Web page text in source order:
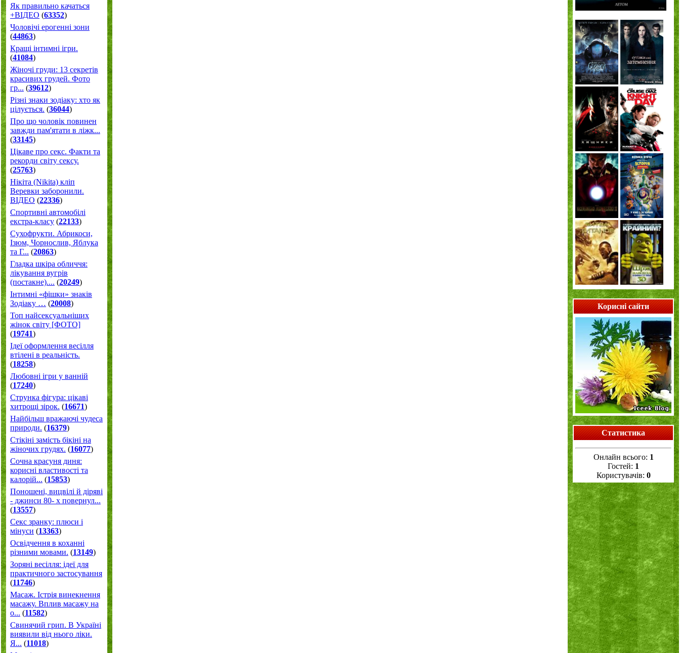
Як правильно качаться
+ВІДЕО (63352)
Чоловічі ерогенні зони
(44863)
Кращі інтимні ігри.
(41084)
Жіночі груди: 13 секретів
красивих грудей. Фото
гр... (39612)
Різні знаки зодіаку: хто як
цілується. (36044)
Про що чоловік повинен
завжди пам'ятати в ліжк...
(33145)
Цікаве про секс. Факти та
рекорди світу сексу.
(25763)
Нікіта (Nikita) кліп
Веревки заборонили.
ВІДЕО (22336)
Спортивні автомобілі
екстра-класу (22133)
Cухофрукти. Абрикоси,
Ізюм, Чорнослив, Яблука
та Г... (20863)
Гладка шкіра обличчя:
лікування вугрів
(постакне).... (20249)
Інтимні «фішки» знаків
Зодіаку … (20008)
Топ найсексуальніших
жінок світу [ФОТО]
(19741)
Ідеї оформлення весілля
втілені в реальність.
(18258)
Любовні ігри у ванній
(17240)
Струнка фігура: цікаві
хитрощі зірок. (16671)
Найбільш вражаючі чудеса
природи. (16379)
Стікіні замість бікіні на
жіночих грудях. (16077)
Сочна красуня диня:
корисні властивості та
калорій... (15853)
Поношені, вицвілі й діряві
- джинси 80- х повернул...
(13557)
Секс зранку: плюси і
мінуси (13363)
Освідчення в коханні
різними мовами. (13149)
Зоряні весілля: ідеї для
практичного застосування
(11746)
Масаж. Істрія винекнення
масажу. Вплив масажу на
о... (11582)
Свинячий грип. В Україні
виявили від нього ліки.
Я... (11018)
Корисні сайти
Статистика
Онлайн всього: 1
Гостей: 1
Користувачів: 0